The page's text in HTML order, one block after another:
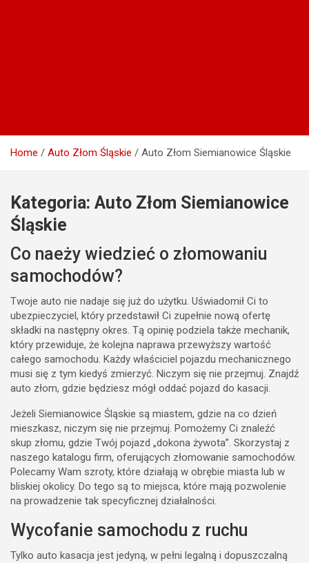
Home Auto Złom Śląskie Auto Złom Siemianowice Śląskie
Kategoria: Auto Złom Siemianowice
Śląskie
Co naeży wiedzieć o złomowaniu
samochodów?
Twoje auto nie nadaje się już do użytku. Uświadomił Ci to
ubezpieczyciel, który przedstawił Ci zupełnie nową ofertę
składki na następny okres. Tą opinię podziela także mechanik,
który przewiduje, że kolejna naprawa przewyższy wartość
całego samochodu. Każdy właściciel pojazdu mechanicznego
musi się z tym kiedyś zmierzyć. Niczym się nie przejmuj. Znajdź
auto złom, gdzie będziesz mógł oddać pojazd do kasacji.
Jeżeli Siemianowice Śląskie są miastem, gdzie na co dzień
mieszkasz, niczym się nie przejmuj. Pomożemy Ci znaleźć
skup złomu, gdzie Twój pojazd „dokona żywota”. Skorzystaj z
naszego katalogu firm, oferujących złomowanie samochodów.
Polecamy Wam szroty, które działają w obrębie miasta lub w
bliskiej okolicy. Do tego są to miejsca, które mają pozwolenie
na prowadzenie tak specyficznej działalności.
Wycofanie samochodu z ruchu
Tylko auto kasacja jest jedyną, w pełni legalną i dopuszczalną